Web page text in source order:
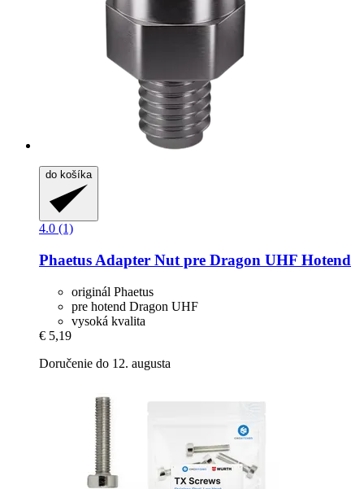
do košíka
4.0 (1)
Phaetus Adapter Nut pre Dragon UHF Hotend
originál Phaetus
pre hotend Dragon UHF
vysoká kvalita
€ 5,19
Doručenie do 12. augusta